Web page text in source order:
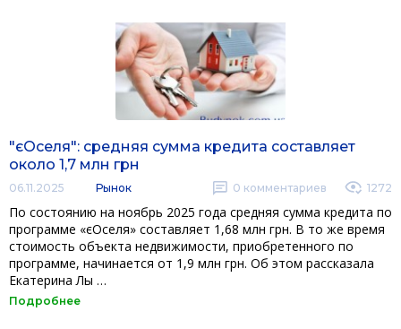
"єОселя": средняя сумма кредита составляет
около 1,7 млн ​​грн
06.11.2025 Рынок 0 комментариев 1272
По состоянию на ноябрь 2025 года средняя сумма кредита по
программе «єОселя» составляет 1,68 млн грн. В то же время
стоимость объекта недвижимости, приобретенного по
программе, начинается от 1,9 млн грн. Об этом рассказала
Екатерина Лы …
Подробнее